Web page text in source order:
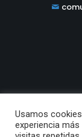
Usamos
experiencia